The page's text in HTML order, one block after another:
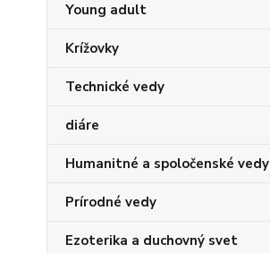
Young adult
Krížovky
Technické vedy
diáre
Humanitné a spoločenské vedy
Prírodné vedy
Ezoterika a duchovný svet